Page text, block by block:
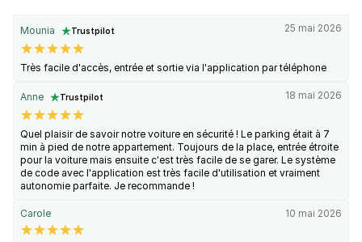
Mounia Trustpilot 25 mai 2026
Très facile d'accès, entrée et sortie via l'application par téléphone
Anne Trustpilot 18 mai 2026
Quel plaisir de savoir notre voiture en sécurité ! Le parking était à 7
min à pied de notre appartement. Toujours de la place, entrée étroite
pour la voiture mais ensuite c'est très facile de se garer. Le système
de code avec l'application est très facile d'utilisation et vraiment
autonomie parfaite. Je recommande !
Carole 10 mai 2026